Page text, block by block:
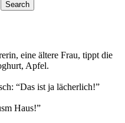
eine ältere Frau, tippt die
Apfel.
“Das ist ja lächerlich!”
Haus!”